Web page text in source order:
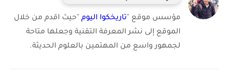
مؤسس موقع "تاريخكوا اليوم "حيث اقدم من خلال
الموقع إلى نشر المعرفة التقنية وجعلها متاحة
لجمهور واسع من المهتمين بالعلوم الحديثة.